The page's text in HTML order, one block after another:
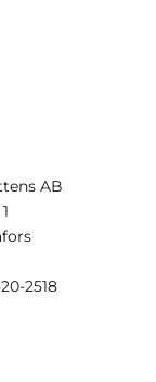
AB
2518